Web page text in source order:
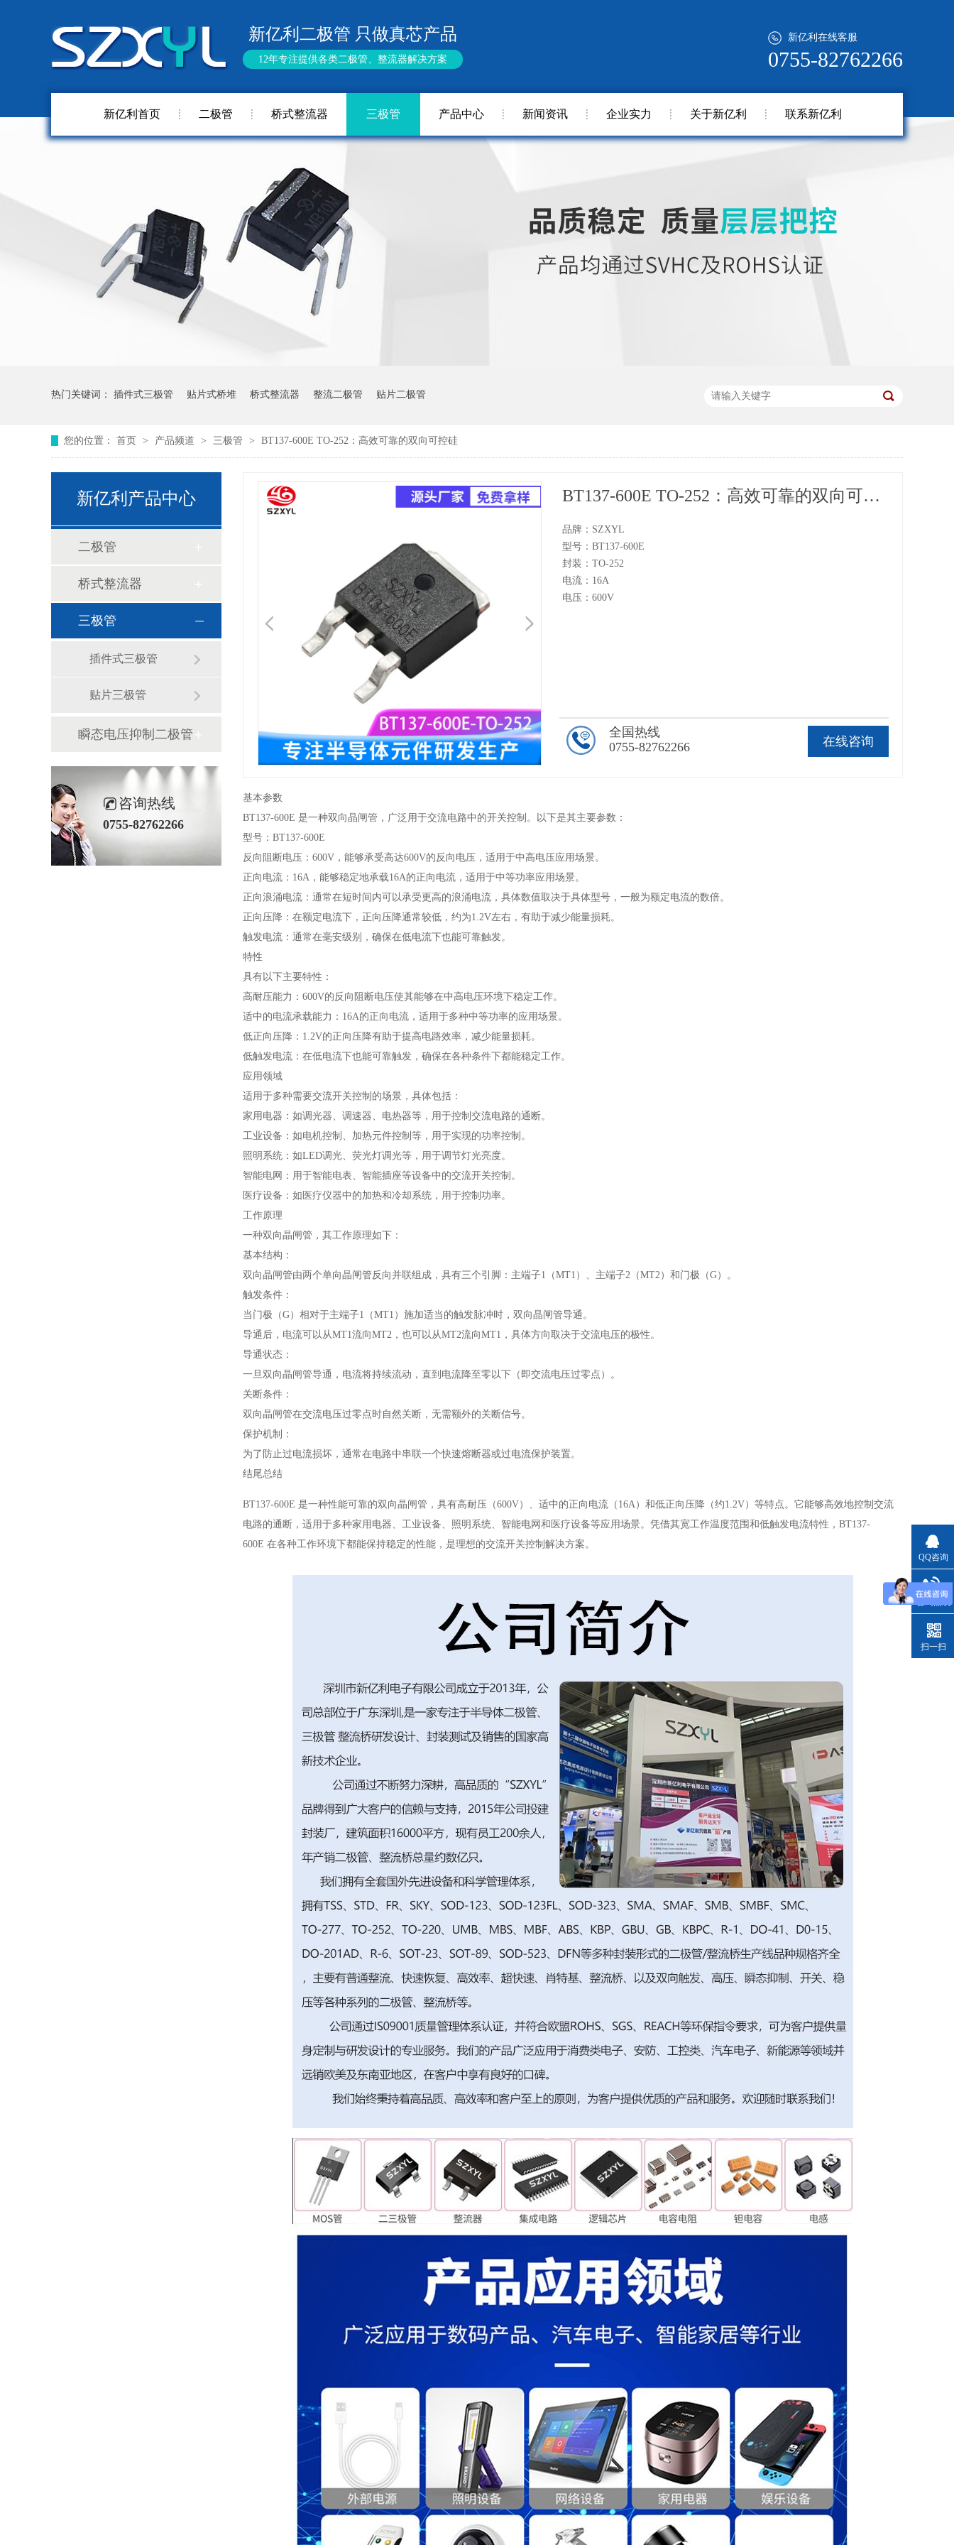
新亿利在线客服
0755-82762266
新亿利二极管 只做真芯产品
12年专注提供各类二极管、整流器解决方案
新亿利首页 二极管 桥式整流器 三极管 产品中心 新闻资讯 企业实力 关于新亿利 联系新亿利
热门关键词： 插件式三极管 贴片式桥堆 桥式整流器 整流二极管 贴片二极管
您的位置： 首页 > 产品频道 > 三极管 > BT137-600E TO-252：高效可靠的双向可控硅
新亿利产品中心
二极管
桥式整流器
三极管
插件式三极管
贴片三极管
瞬态电压抑制二极管
咨询热线
0755-82762266
1/1
BT137-600E TO-252：高效可靠的双向可控硅
品牌：SZXYL
型号：BT137-600E
封装：TO-252
电流：16A
电压：600V
在线咨询
全国热线
0755-82762266
基本参数
BT137-600E 是一种双向晶闸管，广泛用于交流电路中的开关控制。以下是其主要参数：
型号：BT137-600E
反向阻断电压：600V，能够承受高达600V的反向电压，适用于中高电压应用场景。
正向电流：16A，能够稳定地承载16A的正向电流，适用于中等功率应用场景。
正向浪涌电流：通常在短时间内可以承受更高的浪涌电流，具体数值取决于具体型号，一般为额定电流的数倍。
正向压降：在额定电流下，正向压降通常较低，约为1.2V左右，有助于减少能量损耗。
触发电流：通常在毫安级别，确保在低电流下也能可靠触发。
特性
具有以下主要特性：
高耐压能力：600V的反向阻断电压使其能够在中高电压环境下稳定工作。
适中的电流承载能力：16A的正向电流，适用于多种中等功率的应用场景。
低正向压降：1.2V的正向压降有助于提高电路效率，减少能量损耗。
低触发电流：在低电流下也能可靠触发，确保在各种条件下都能稳定工作。
应用领域
适用于多种需要交流开关控制的场景，具体包括：
家用电器：如调光器、调速器、电热器等，用于控制交流电路的通断。
工业设备：如电机控制、加热元件控制等，用于实现的功率控制。
照明系统：如LED调光、荧光灯调光等，用于调节灯光亮度。
智能电网：用于智能电表、智能插座等设备中的交流开关控制。
医疗设备：如医疗仪器中的加热和冷却系统，用于控制功率。
工作原理
一种双向晶闸管，其工作原理如下：
基本结构：
双向晶闸管由两个单向晶闸管反向并联组成，具有三个引脚：主端子1（MT1）、主端子2（MT2）和门极（G）。
触发条件：
当门极（G）相对于主端子1（MT1）施加适当的触发脉冲时，双向晶闸管导通。
导通后，电流可以从MT1流向MT2，也可以从MT2流向MT1，具体方向取决于交流电压的极性。
导通状态：
一旦双向晶闸管导通，电流将持续流动，直到电流降至零以下（即交流电压过零点）。
关断条件：
双向晶闸管在交流电压过零点时自然关断，无需额外的关断信号。
保护机制：
为了防止过电流损坏，通常在电路中串联一个快速熔断器或过电流保护装置。
结尾总结
BT137-600E 是一种性能可靠的双向晶闸管，具有高耐压（600V）、适中的正向电流（16A）和低正向压降（约1.2V）等特点。它能够高效地控制交流
电路的通断，适用于多种家用电器、工业设备、照明系统、智能电网和医疗设备等应用场景。凭借其宽工作温度范围和低触发电流特性，BT137-
600E 在各种工作环境下都能保持稳定的性能，是理想的交流开关控制解决方案。
QQ咨询
扫一扫